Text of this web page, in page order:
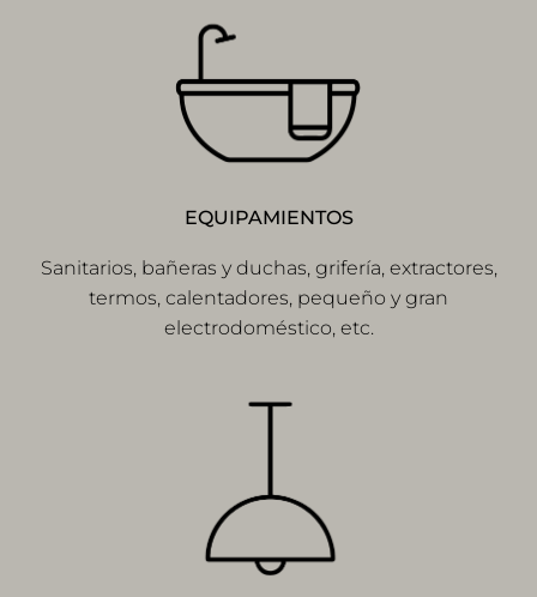
EQUIPAMIENTOS
Sanitarios, bañeras y duchas, grifería, extractores,
termos, calentadores, pequeño y gran
electrodoméstico, etc.